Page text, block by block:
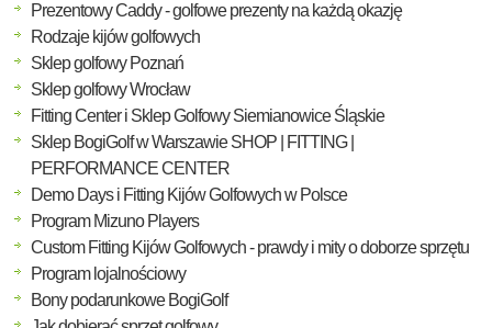
Prezentowy Caddy - golfowe prezenty na każdą okazję
Rodzaje kijów golfowych
Sklep golfowy Poznań
Sklep golfowy Wrocław
Fitting Center i Sklep Golfowy Siemianowice Śląskie
Sklep BogiGolf w Warszawie SHOP | FITTING |
PERFORMANCE CENTER
Demo Days i Fitting Kijów Golfowych w Polsce
Program Mizuno Players
Custom Fitting Kijów Golfowych - prawdy i mity o doborze sprzętu
Program lojalnościowy
Bony podarunkowe BogiGolf